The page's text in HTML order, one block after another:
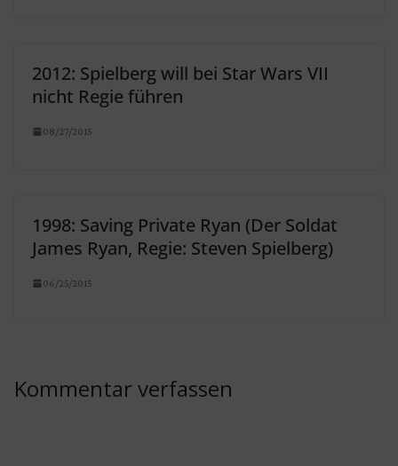
2012: Spielberg will bei Star Wars VII
nicht Regie führen
08/27/2015
1998: Saving Private Ryan (Der Soldat
James Ryan, Regie: Steven Spielberg)
06/25/2015
Kommentar verfassen